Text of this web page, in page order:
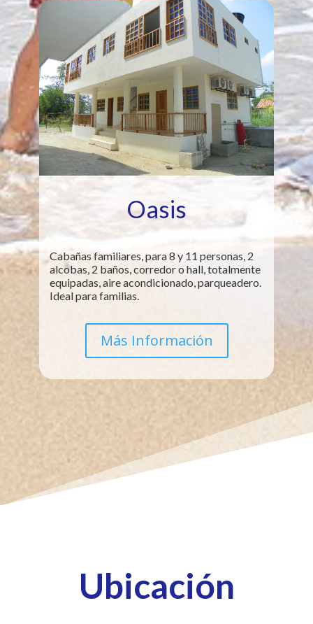
Oasis
Cabañas familiares, para 8 y 11 personas, 2
alcobas, 2 baños, corredor o hall, totalmente
equipadas, aire acondicionado, parqueadero.
Ideal para familias.
Más Información
Ubicación